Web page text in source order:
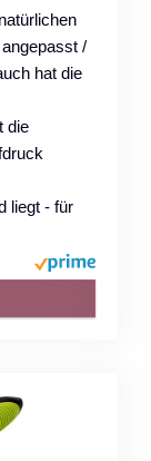
/
hat die
die
liegt - für